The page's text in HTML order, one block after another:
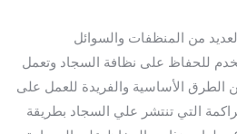
من المنظفات والسوائل
للحفاظ على نظافة السجاد وتعمل
الطرق الأساسية والفريدة للعمل على
التي تنتشر علي السجاد بطريقة